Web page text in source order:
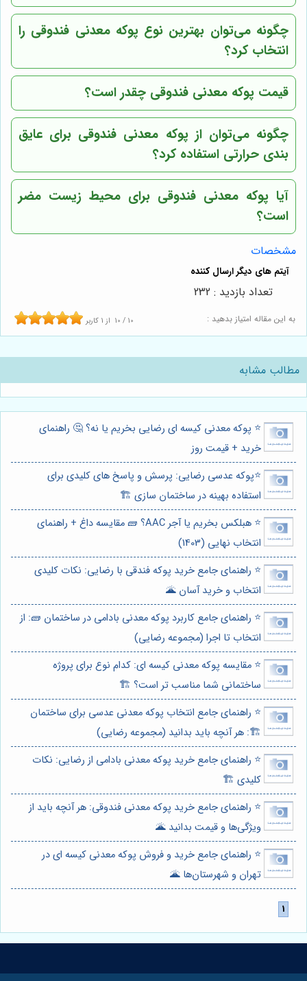
چگونه می‌توان بهترین نوع پوکه معدنی فندوقی را
انتخاب کرد؟
قیمت پوکه معدنی فندوقی چقدر است؟
چگونه می‌توان از پوکه معدنی فندوقی برای عایق
بندی حرارتی استفاده کرد؟
آیا پوکه معدنی فندوقی برای محیط زیست مضر
است؟
مشخصات
به این مقاله امتیاز بدهید : 10 / 10 از 1 کاربر
تعداد بازدید : 232
مطالب مشابه
⭐️ پوکه معدنی کیسه ای رضایی بخریم یا نه؟ 🤔 راهنمای
خرید + قیمت روز
⭐️پوکه عدسی رضایی: پرسش و پاسخ های کلیدی برای
استفاده بهینه در ساختمان سازی 🏗️
⭐️ هبلکس بخریم یا آجر AAC؟ 🧱 مقایسه داغ + راهنمای
انتخاب نهایی (1403)
⭐️ راهنمای جامع خرید پوکه فندقی با رضایی: نکات کلیدی
انتخاب و خرید آسان 🌋
⭐️ راهنمای جامع کاربرد پوکه معدنی بادامی در ساختمان 🧱: از
انتخاب تا اجرا (مجموعه رضایی)
⭐️ مقایسه پوکه معدنی کیسه ای: کدام نوع برای پروژه
ساختمانی شما مناسب تر است؟ 🏗️
⭐️ راهنمای جامع انتخاب پوکه معدنی عدسی برای ساختمان
🏗️: هر آنچه باید بدانید (مجموعه رضایی)
⭐️ راهنمای جامع خرید پوکه معدنی بادامی از رضایی: نکات
کلیدی 🏗️
⭐️ راهنمای جامع خرید پوکه معدنی فندوقی: هر آنچه باید از
ویژگی‌ها و قیمت بدانید 🌋
⭐️ راهنمای جامع خرید و فروش پوکه معدنی کیسه ای در
تهران و شهرستان‌ها 🌋